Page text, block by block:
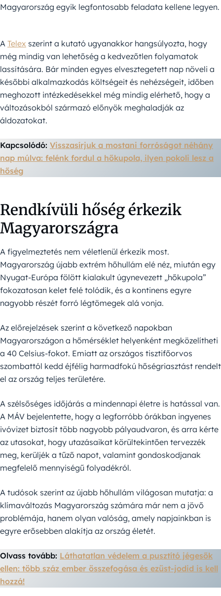
Magyarország egyik legfontosabb feladata kellene legyen.
A Telex szerint a kutató ugyanakkor hangsúlyozta, hogy
még mindig van lehetőség a kedvezőtlen folyamatok
lassítására. Bár minden egyes elvesztegetett nap növeli a
későbbi alkalmazkodás költségeit és nehézségeit, időben
meghozott intézkedésekkel még mindig elérhető, hogy a
változásokból származó előnyök meghaladják az
áldozatokat.
Kapcsolódó: Visszasírjuk a mostani forróságot néhány
nap múlva: felénk fordul a hőkupola, ilyen pokoli lesz a
hőség
Rendkívüli hőség érkezik
Magyarországra
A figyelmeztetés nem véletlenül érkezik most.
Magyarország újabb extrém hőhullám elé néz, miután egy
Nyugat-Európa fölött kialakult úgynevezett „hőkupola”
fokozatosan kelet felé tolódik, és a kontinens egyre
nagyobb részét forró légtömegek alá vonja.
Az előrejelzések szerint a következő napokban
Magyarországon a hőmérséklet helyenként megközelítheti
a 40 Celsius-fokot. Emiatt az országos tisztifőorvos
szombattól kedd éjfélig harmadfokú hőségriasztást rendelt
el az ország teljes területére.
A szélsőséges időjárás a mindennapi életre is hatással van.
A MÁV bejelentette, hogy a legforróbb órákban ingyenes
ivóvizet biztosít több nagyobb pályaudvaron, és arra kérte
az utasokat, hogy utazásaikat körültekintően tervezzék
meg, kerüljék a tűző napot, valamint gondoskodjanak
megfelelő mennyiségű folyadékról.
A tudósok szerint az újabb hőhullám világosan mutatja: a
klímaváltozás Magyarország számára már nem a jövő
problémája, hanem olyan valóság, amely napjainkban is
egyre erősebben alakítja az ország életét.
Olvass tovább: Láthatatlan védelem a pusztító jégesők
ellen: több száz ember összefogása és ezüst-jodid is kell
hozzá!